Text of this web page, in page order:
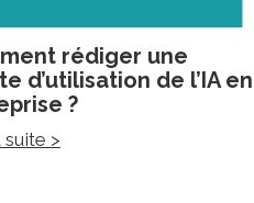
rédiger une
d’utilisation de l’IA en
?
suite >